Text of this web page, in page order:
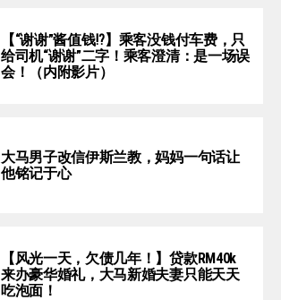
【“谢谢”酱值钱⁉️】乘客没钱付车费，只
给司机“谢谢”二字！乘客澄清：是一场误
会！（内附影片）
大马男子改信伊斯兰教，妈妈一句话让
他铭记于心
【风光一天，欠债几年！】贷款RM40k
来办豪华婚礼，大马新婚夫妻只能天天
吃泡面！